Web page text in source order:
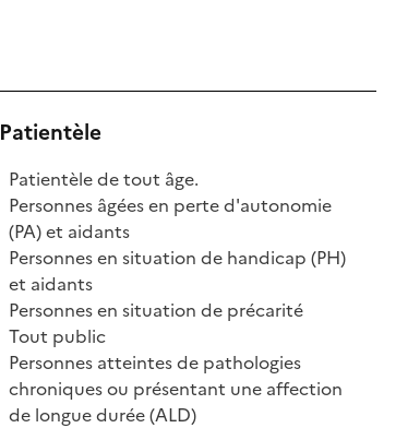
Patientèle
Patientèle de tout âge.
Personnes âgées en perte d'autonomie
(PA) et aidants
Personnes en situation de handicap (PH)
et aidants
Personnes en situation de précarité
Tout public
Personnes atteintes de pathologies
chroniques ou présentant une affection
de longue durée (ALD)